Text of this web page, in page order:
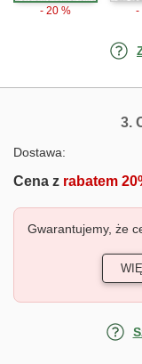
- 20 % -
3.
Dostawa:
Cena z rabatem
Gwarantujemy, że